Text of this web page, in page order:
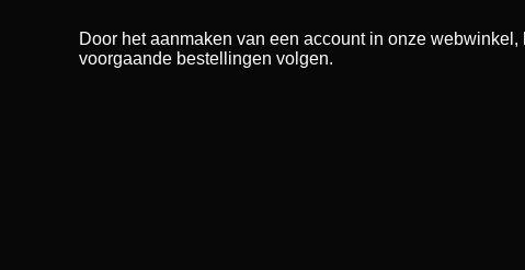
Door het aanmaken van een account in onze
voorgaande bestellingen volgen.